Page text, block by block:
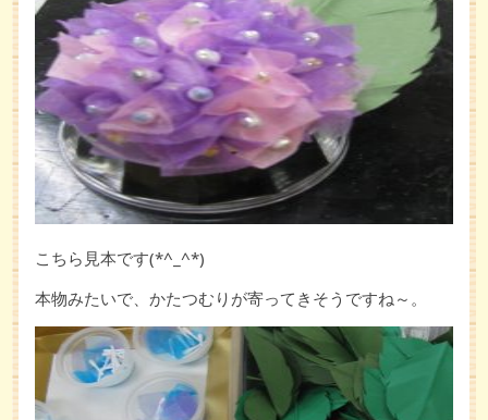
こちら見本です(*^_^*)
本物みたいで、かたつむりが寄ってきそうですね～。